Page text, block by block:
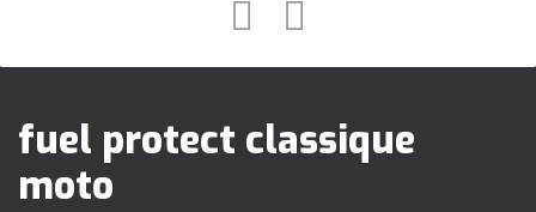
fuel protect classique
moto